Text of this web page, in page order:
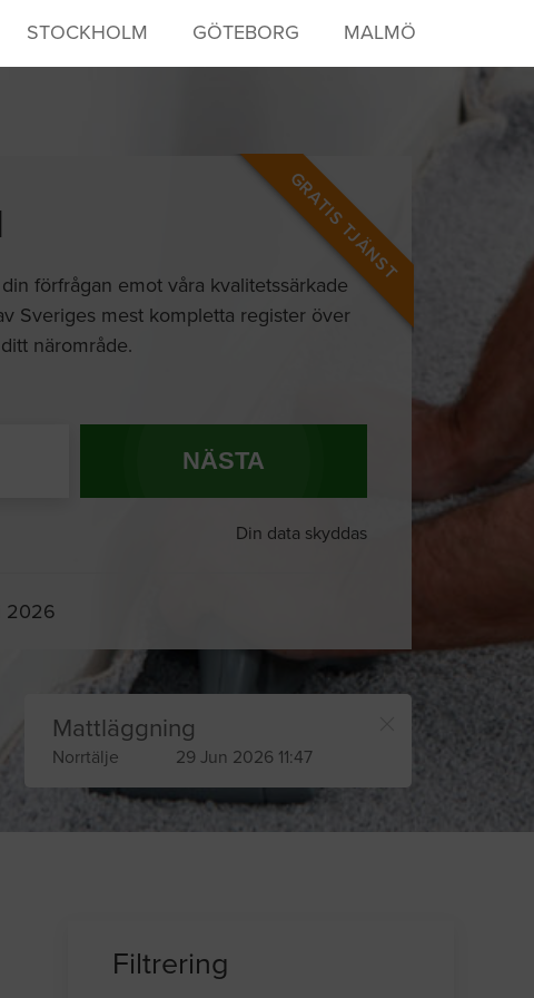
STOCKHOLM GÖTEBORG MALMÖ
GRATIS TJÄNST
förfrågan emot våra kvalitetssärkade
Sveriges mest kompletta register över
närområde.
NÄSTA
Din data skyddas
2026
Mattläggning
Norrtälje 29 Jun 2026 11:47
Filtrering